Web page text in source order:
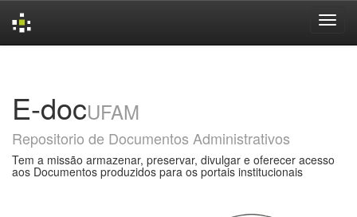
E-docUFAM
Repositorio de Documentos Administrativos
Tem a missão armazenar, preservar, divulgar e oferecer acesso
aos Documentos produzidos para os portais institucionais